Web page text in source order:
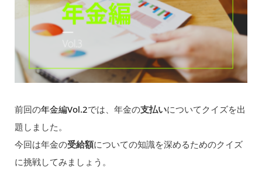
前回の年金編Vol.2では、年金の支払いについてクイズを出
題しました。
今回は年金の受給額についての知識を深めるためのクイズ
に挑戦してみましょう。